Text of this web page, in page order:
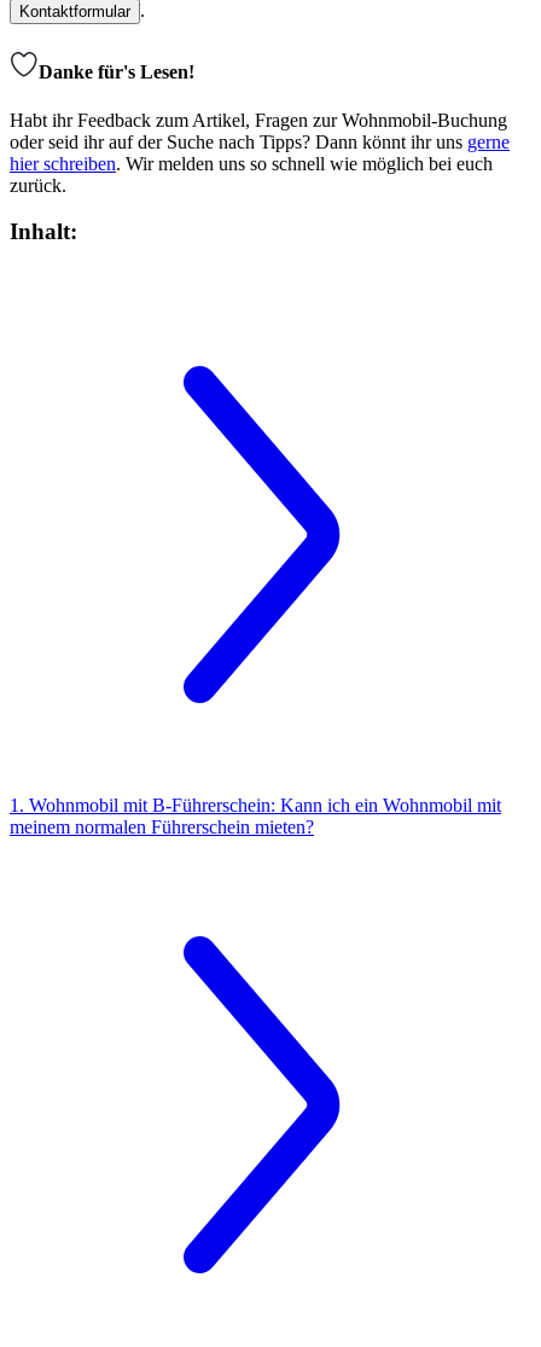
Kontaktformular .
Danke für's Lesen!
Habt ihr Feedback zum Artikel, Fragen zur Wohnmobil-Buchung
oder seid ihr auf der Suche nach Tipps? Dann könnt ihr uns gerne
hier schreiben. Wir melden uns so schnell wie möglich bei euch
zurück.
Inhalt:
1. Wohnmobil mit B-Führerschein: Kann ich ein Wohnmobil mit
meinem normalen Führerschein mieten?